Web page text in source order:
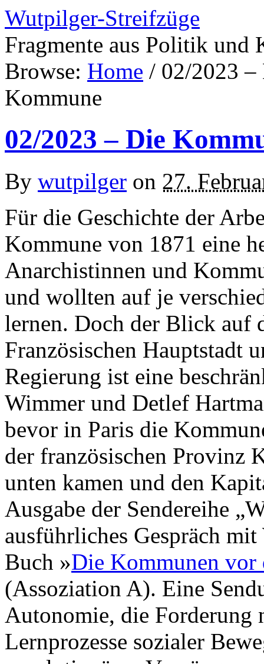
Wutpilger-Streifzüge
Fragmente aus Politik und
Browse: Home / 02/2023 –
Kommune
02/2023 – Die
By wutpilger on 27.
Für die Geschichte der
Kommune von 1871 eine
Anarchistinnen und
und wollten auf je
lernen. Doch der Blick auf
Französischen Hauptstadt
Regierung ist eine
Wimmer und Detlef
bevor in Paris die
der französischen Provinz
unten kamen und den
Ausgabe der Sendereihe
ausführliches Gespräch
Buch »Die Kommunen vor
(Assoziation A). Eine
Autonomie, die Forderung
Lernprozesse sozialer